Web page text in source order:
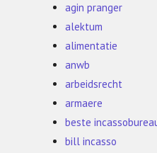
agin pranger
alektum
alimentatie
anwb
arbeidsrecht
armaere
beste
bill incasso